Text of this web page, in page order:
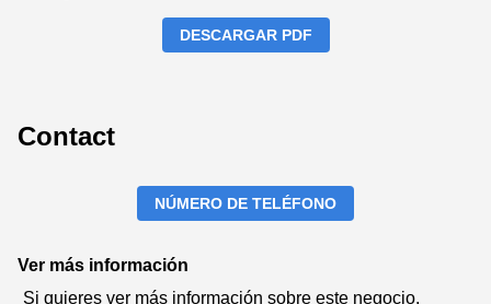
DESCARGAR PDF
Contact
NÚMERO DE TELÉFONO
Ver más información
Si quieres ver más información sobre este negocio,